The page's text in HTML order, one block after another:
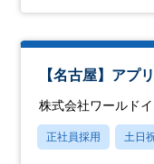
【名古屋】アプ
株式会社ワールド
正社員採用 土日